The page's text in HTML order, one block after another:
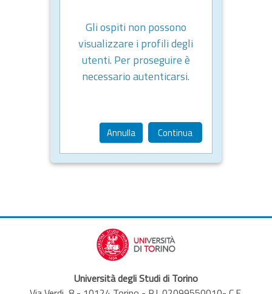
Gli ospiti non possono
visualizzare i profili degli
utenti. Per proseguire è
necessario autenticarsi.
Annulla Continua
Università degli Studi di Torino